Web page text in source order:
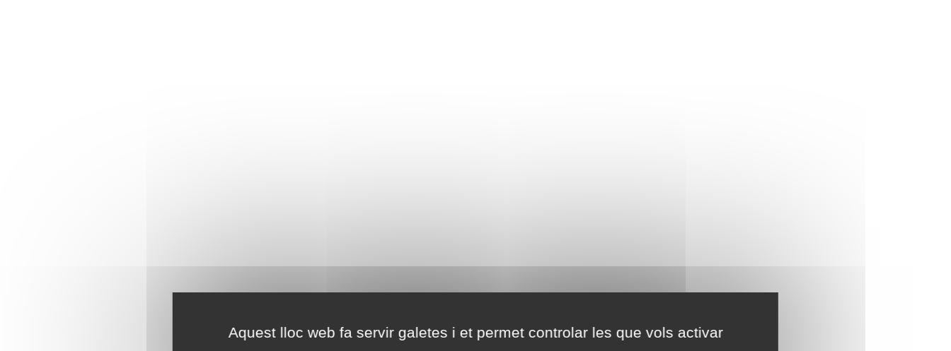
Aquest lloc web fa servir galetes i et permet controlar les que vols activar